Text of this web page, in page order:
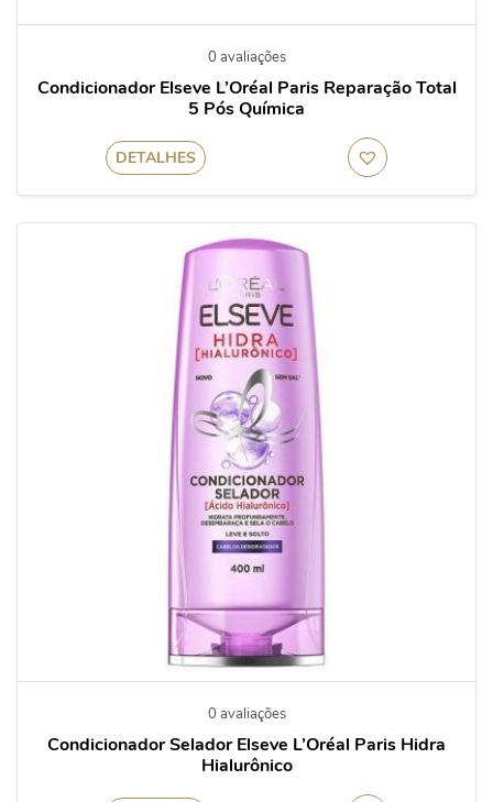
0 avaliações
Condicionador Elseve L’Oréal Paris Reparação Total
5 Pós Química
DETALHES
0 avaliações
Condicionador Selador Elseve L’Oréal Paris Hidra
Hialurônico